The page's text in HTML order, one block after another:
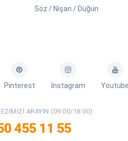
Söz / Nişan / Düğün
Pinterest Instagram
ARAYIN (09:00/18:00)
455 11 55